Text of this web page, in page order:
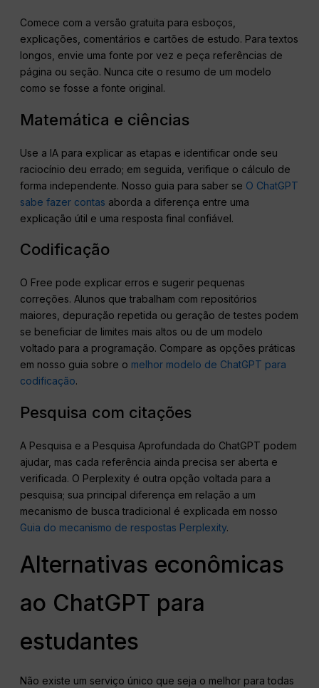
Comece com a versão gratuita para esboços,
explicações, comentários e cartões de estudo. Para textos
longos, envie uma fonte por vez e peça referências de
página ou seção. Nunca cite o resumo de um modelo
como se fosse a fonte original.
Matemática e ciências
Use a IA para explicar as etapas e identificar onde seu
raciocínio deu errado; em seguida, verifique o cálculo de
forma independente. Nosso guia para saber se O ChatGPT
sabe fazer contas aborda a diferença entre uma
explicação útil e uma resposta final confiável.
Codificação
O Free pode explicar erros e sugerir pequenas
correções. Alunos que trabalham com repositórios
maiores, depuração repetida ou geração de testes podem
se beneficiar de limites mais altos ou de um modelo
voltado para a programação. Compare as opções práticas
em nosso guia sobre o melhor modelo de ChatGPT para
codificação.
Pesquisa com citações
A Pesquisa e a Pesquisa Aprofundada do ChatGPT podem
ajudar, mas cada referência ainda precisa ser aberta e
verificada. O Perplexity é outra opção voltada para a
pesquisa; sua principal diferença em relação a um
mecanismo de busca tradicional é explicada em nosso
Guia do mecanismo de respostas Perplexity.
Alternativas econômicas
ao ChatGPT para
estudantes
Não existe um serviço único que seja o melhor para todas